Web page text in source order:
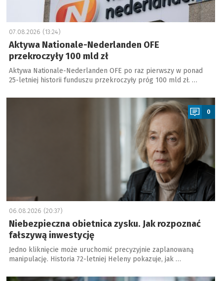
07.08.2026 (13:24)
Aktywa Nationale-Nederlanden OFE
przekroczyły 100 mld zł
Aktywa Nationale-Nederlanden OFE po raz pierwszy w ponad
25-letniej historii funduszu przekroczyły próg 100 mld zł. …
a
0
06.08.2026 (20:37)
Niebezpieczna obietnica zysku. Jak rozpoznać
fałszywą inwestycję
Jedno kliknięcie może uruchomić precyzyjnie zaplanowaną
manipulację. Historia 72-letniej Heleny pokazuje, jak …
a